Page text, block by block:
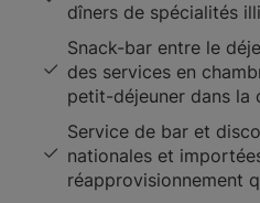
dîners de spécialités
Snack-bar entre le
des services en
petit-déjeuner dans la
Service de bar et
nationales et
réapprovisionnement